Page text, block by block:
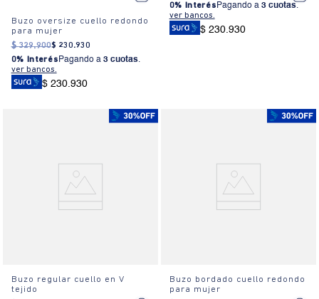
Buzo oversize cuello redondo
para mujer
$ 329.900$ 230.930
0% Interés Pagando a 3 cuotas.
ver bancos.
$ 230.930
0% Interés Pagando a 3 cuotas.
ver bancos.
$ 230.930
Buzo regular cuello en V
tejido
Buzo bordado cuello redondo
para mujer